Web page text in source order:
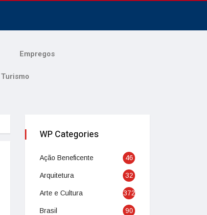
Empregos
Turismo
WP Categories
Ação Beneficente 46
Arquitetura 32
Arte e Cultura 372
Brasil 90